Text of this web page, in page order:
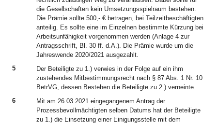
die Gesellschaften kein Umsetzungsspielraum bestehen.
Die Prämie sollte 500,- € betragen, bei Teilzeitbeschäftigten
anteilig. Es sollte eine im Einzelnen bestimmte Kürzung bei
Arbeitsunfähigkeit vorgenommen werden (Anlage 4 zur
Antragsschrift, Bl. 30 ff. d.A.). Die Prämie wurde um die
Jahreswende 2020/2021 ausgezahlt.
5
Der Beteiligte zu 1.) verwies in der Folge auf ein ihm
zustehendes Mitbestimmungsrecht nach § 87 Abs. 1 Nr. 10
BetrVG, dessen Bestehen die Beteiligte zu 2.) verneinte.
6
Mit am 26.03.2021 eingegangenem Antrag der
Prozessbevollmächtigten selben Datums hat der Beteiligte
zu 1.) die Einsetzung einer Einigungsstelle mit dem